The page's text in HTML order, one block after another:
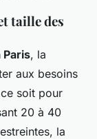
taille des
Paris, la
aux besoins
soit pour
20 à 40
la